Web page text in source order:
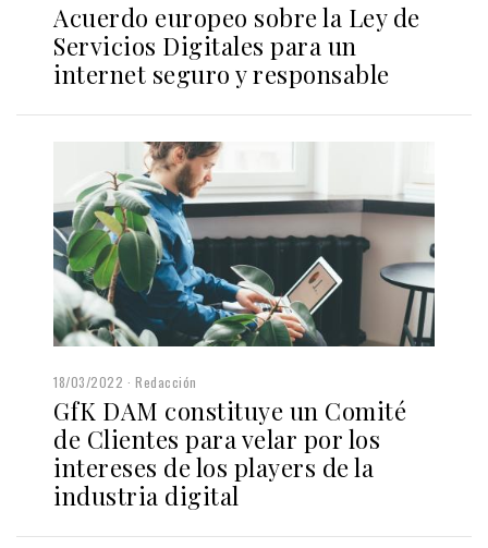
Acuerdo europeo sobre la Ley de
Servicios Digitales para un
internet seguro y responsable
18/03/2022 Redacción
GfK DAM constituye un Comité
de Clientes para velar por los
intereses de los players de la
industria digital